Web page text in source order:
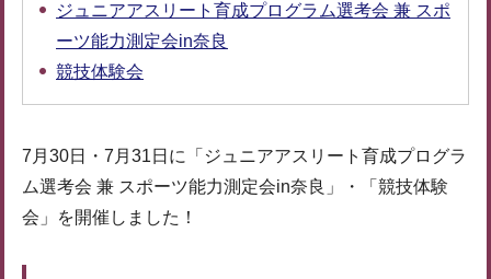
ジュニアアスリート育成プログラム選考会 兼 スポ
ーツ能力測定会in奈良
競技体験会
7月30日・7月31日に「ジュニアアスリート育成プログラ
ム選考会 兼 スポーツ能力測定会in奈良」・「競技体験
会」を開催しました！